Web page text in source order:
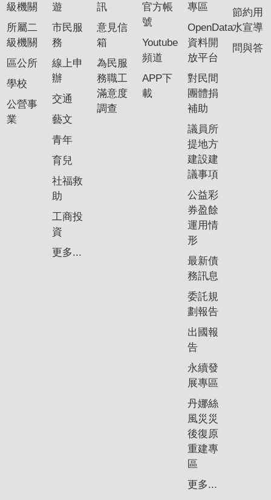
級機關
所屬二
級機關
區公所
學校
公營事
業
遊
市民服
務
線上申
辦
交通
藝文
青年
育兒
社福救
助
工商投
資
更多...
訊
意見信
箱
為民服
務職工
滿意度
調查
官方帳
號
Youtube
頻道
APP下
載
專區
OpenData
資料開
放平台
對民間
團體捐
補助
議員所
提地方
建設建
議事項
公益彩
券盈餘
運用情
形
最新債
務訊息
委託規
劃報告
出國報
告
永續發
展專區
丹娜絲
風災災
後復原
重建專
區
更多...
節約用
水宣導
問與答